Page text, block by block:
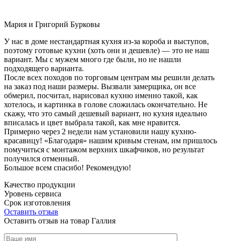
Мария и Григорий Бурковы
У нас в доме нестандартная кухня из-за короба и выступов,
поэтому готовые кухни (хоть они и дешевле) — это не наш
вариант. Мы с мужем много где были, но не нашли
подходящего варианта.
После всех походов по торговым центрам мы решили делать
на заказ под наши размеры. Вызвали замерщика, он все
обмерил, посчитал, нарисовал кухню именно такой, как
хотелось, и картинка в голове сложилась окончательно. Не
скажу, что это самый дешевый вариант, но кухня идеально
вписалась и цвет выбрала такой, как мне нравится.
Примерно через 2 недели нам установили нашу кухню-
красавицу! «Благодаря» нашим кривым стенам, им пришлось
помучиться с монтажом верхних шкафчиков, но результат
получился отменный.
Большое всем спасибо! Рекомендую!
Качество продукции
Уровень сервиса
Срок изготовления
Оставить отзыв
Оставить отзыв на товар Галлия